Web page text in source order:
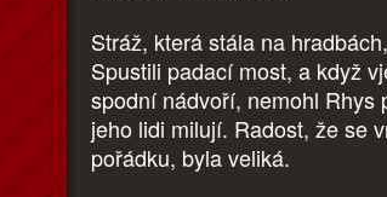
Stráž, která stála na
Spustili padací most, a když
spodní nádvoří, nemohl Rhys
jeho lidi milují. Radost, že se
pořádku, byla veliká.